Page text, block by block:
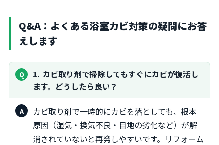
Q&A：よくある浴室カビ対策の疑問にお答
えします
1 カビ取り剤で掃除してもすぐにカビが復活し
ます。どうしたら良い？
カビ取り剤で一時的にカビを落としても、根本
原因（湿気・換気不良・目地の劣化など）が解
消されていないと再発しやすいです。リフォーム